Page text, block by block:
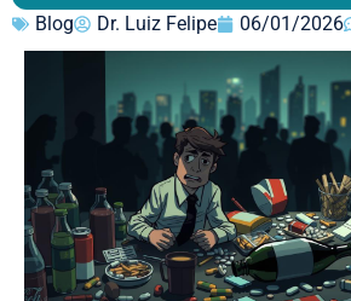
Blog Dr. Luiz Felipe 06/01/2026